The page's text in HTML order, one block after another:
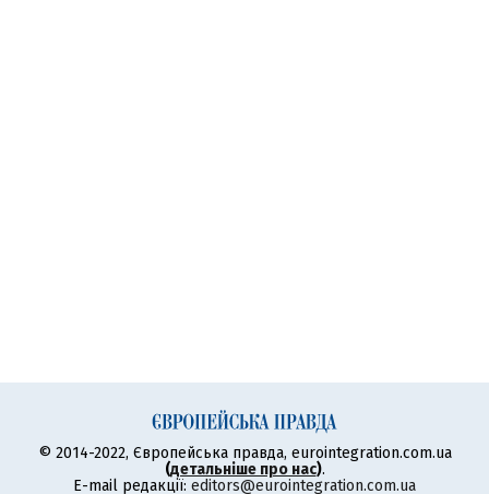
© 2014-2022, Європейська правда, eurointegration.com.ua
(детальніше про нас).
E-mail редакції: editors@eurointegration.com.ua